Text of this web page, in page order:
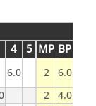
4 5 MP BP
6.0 2
6.0
2
4.0